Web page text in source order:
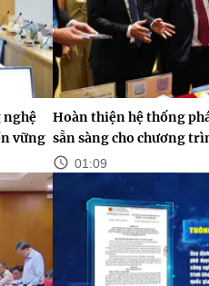
nghệ
vững
Hoàn thiện hệ thống
sẵn sàng cho chương
01:09